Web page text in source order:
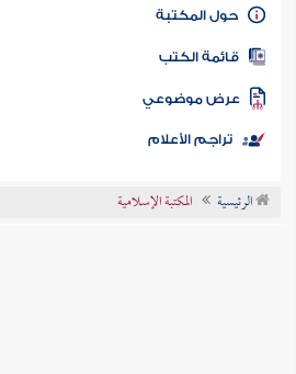
كتاب الأمة
المكتبة
الكتب
موضوعي
تراجم الأعلام
الرئيسية المكتبة الإسلامية